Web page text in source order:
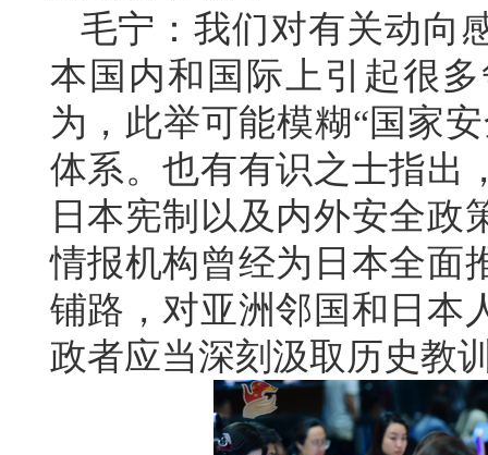
毛宁：我们对有关动向
本国内和国际上引起很
为，此举可能模糊“国家
体系。也有有识之士指出
日本宪制以及内外安全政
情报机构曾经为日本全面
铺路，对亚洲邻国和日本
政者应当深刻汲取历史教